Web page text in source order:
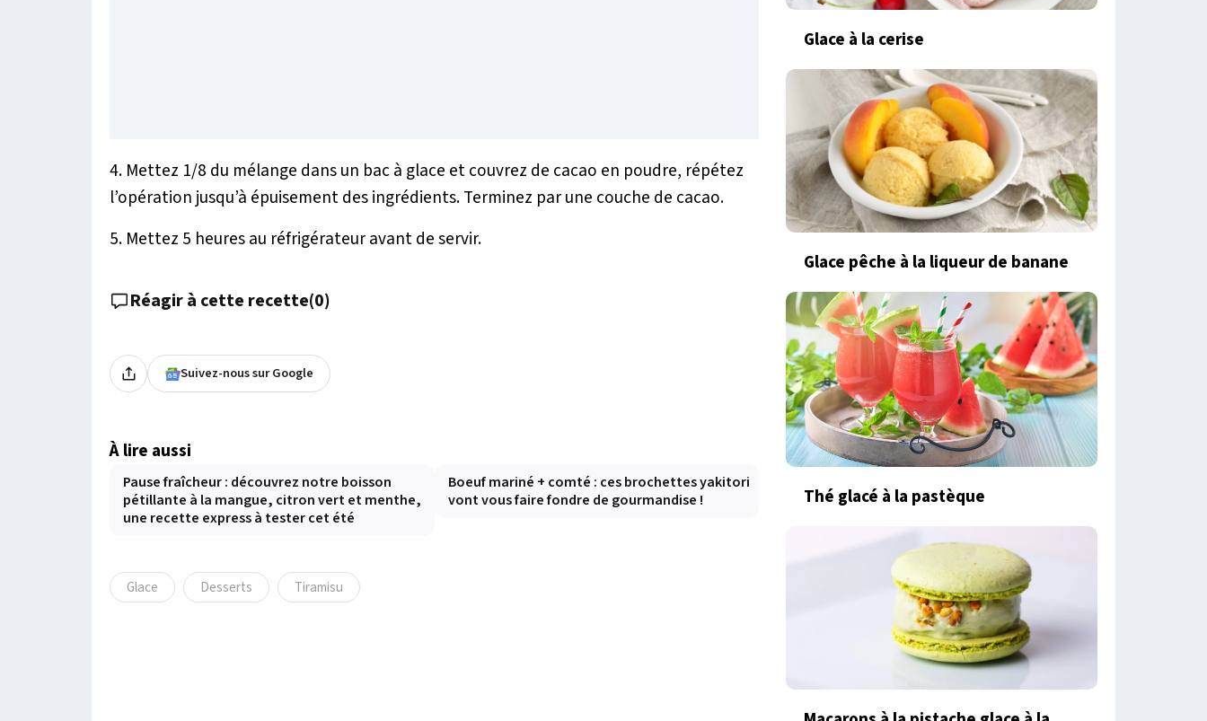
4. Mettez 1/8 du mélange dans un bac à glace et couvrez de cacao en poudre, répétez
l’opération jusqu’à épuisement des ingrédients. Terminez par une couche de cacao.
5. Mettez 5 heures au réfrigérateur avant de servir.
Réagir à cette recette(0)
Suivez-nous sur Google
À lire aussi
Pause fraîcheur : découvrez notre boisson
pétillante à la mangue, citron vert et menthe,
une recette express à tester cet été
Boeuf mariné + comté : ces brochettes yakitori
vont vous faire fondre de gourmandise !
Glace Desserts Tiramisu
Glace à la cerise
Glace pêche à la liqueur de banane
Thé glacé à la pastèque